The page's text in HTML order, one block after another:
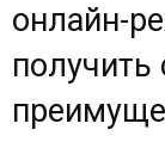
онлайн-